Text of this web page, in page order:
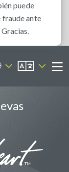
puede
fraude ante
de empleos
ES